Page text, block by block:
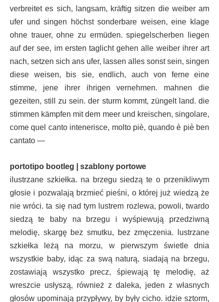
verbreitet es sich, langsam, kräftig sitzen die weiber am
ufer und singen höchst sonderbare weisen, eine klage
ohne trauer, ohne zu ermüden. spiegelscherben liegen
auf der see, im ersten taglicht gehen alle weiber ihrer art
nach, setzen sich ans ufer, lassen alles sonst sein, singen
diese weisen, bis sie, endlich, auch von ferne eine
stimme, jene ihrer ihrigen vernehmen. mahnen die
gezeiten, still zu sein. der sturm kommt, züngelt land. die
stimmen kämpfen mit dem meer und kreischen, singolare,
come quel canto intenerisce, molto piè, quando è piè ben
cantato —
portotipo bootleg | szablony portowe
ilustrzane szkiełka. na brzegu siedzą te o przenikliwym
głosie i pozwalają brzmieć pieśni, o której już wiedzą że
nie wróci. ta się nad tym lustrem rozlewa, powoli, twardo
siedzą te baby na brzegu i wyśpiewują przedziwną
melodię, skargę bez smutku, bez zmęczenia. lustrzane
szkiełka leżą na morzu, w pierwszym świetle dnia
wszystkie baby, idąc za swą naturą, siadają na brzegu,
zostawiają wszystko precz, śpiewają tę melodię, aż
wreszcie usłyszą, również z daleka, jeden z własnych
głosów upominają przypływy, by były cicho. idzie sztorm,